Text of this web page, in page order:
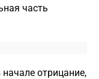
часть
отрицание,